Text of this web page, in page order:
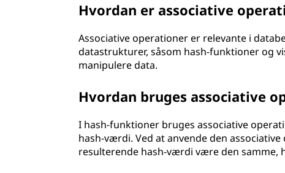
Hvordan er associative
Associative operationer er relevante i
datastrukturer, såsom hash-funktioner og
manipulere data.
Hvordan bruges associative
I hash-funktioner bruges associative
hash-værdi. Ved at anvende den
resulterende hash-værdi være den samme,